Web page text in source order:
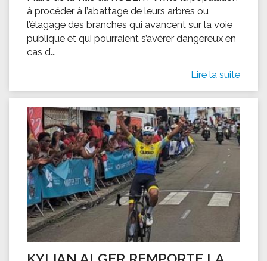
à procéder à l’abattage de leurs arbres ou
l’élagage des branches qui avancent sur la voie
publique et qui pourraient s’avérer dangereux en
cas d’...
Lire la suite